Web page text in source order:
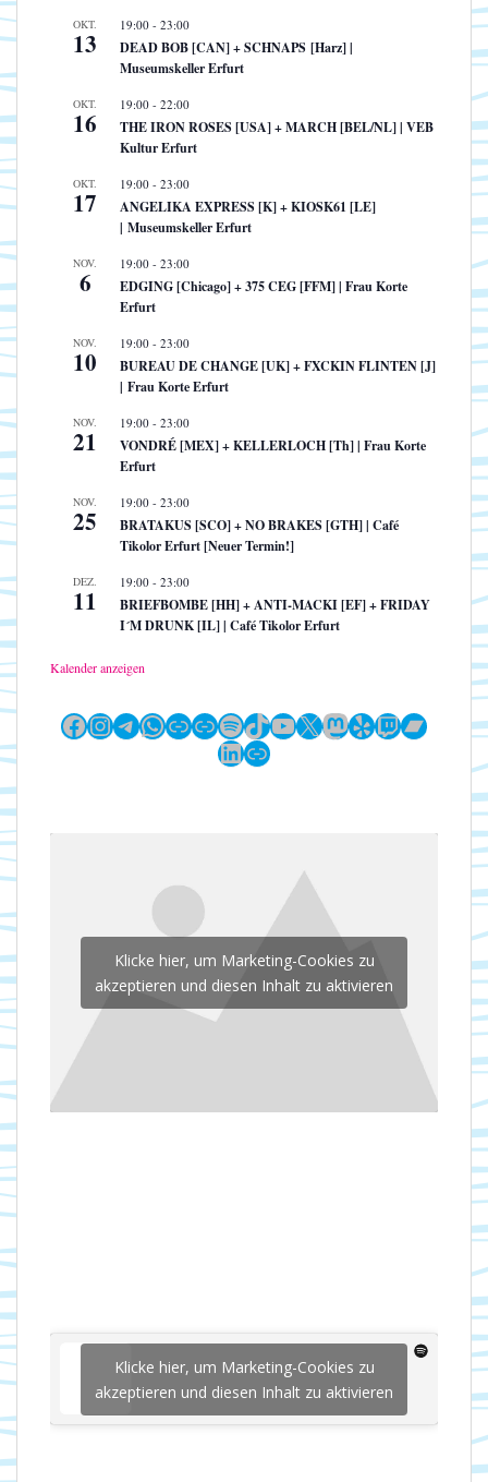
OKT.
13
19:00 - 23:00
DEAD BOB [CAN] + SCHNAPS [Harz] |
Museumskeller Erfurt
OKT.
16
19:00 - 22:00
THE IRON ROSES [USA] + MARCH [BEL/NL] | VEB
Kultur Erfurt
OKT.
17
19:00 - 23:00
ANGELIKA EXPRESS [K] + KIOSK61 [LE]
| Museumskeller Erfurt
NOV.
6
19:00 - 23:00
EDGING [Chicago] + 375 CEG [FFM] | Frau Korte
Erfurt
NOV.
10
19:00 - 23:00
BUREAU DE CHANGE [UK] + FXCKIN FLINTEN [J]
| Frau Korte Erfurt
NOV.
21
19:00 - 23:00
VONDRÉ [MEX] + KELLERLOCH [Th] | Frau Korte
Erfurt
NOV.
25
19:00 - 23:00
BRATAKUS [SCO] + NO BRAKES [GTH] | Café
Tikolor Erfurt [Neuer Termin!]
DEZ.
11
19:00 - 23:00
BRIEFBOMBE [HH] + ANTI-MACKI [EF] + FRIDAY
I´M DRUNK [IL] | Café Tikolor Erfurt
Kalender anzeigen
Facebook
Instagram
Telegram
WhatsApp
LinkLinkSpotify
TikTok
YouTube
X Mastodon
YelpTwitch
LinkedIn
Link
Klicke hier, um Marketing-Cookies zu
akzeptieren und diesen Inhalt zu aktivieren
Klicke hier, um Marketing-Cookies zu
akzeptieren und diesen Inhalt zu aktivieren